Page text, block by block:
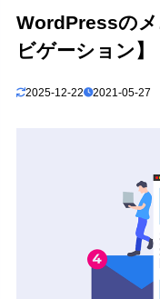
WordPressの
ビゲーション】
2025-12-22 2021-05-27